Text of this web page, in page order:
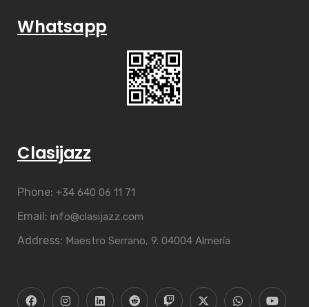
Whatsapp
Clasijazz
Phone: +34 640 06 11 71
Email: info@clasijazz.com
Address: Maestro Serrano, 9. 04004 Almería